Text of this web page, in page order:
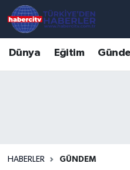
Dünya Eğitim
HABERLER GÜNDEM
Süper Lig Puan